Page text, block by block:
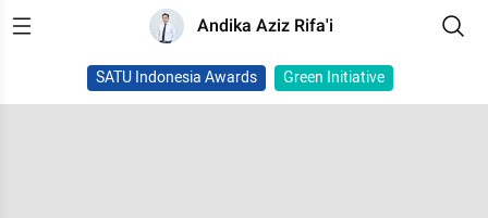
Andika Aziz Rifa'i
SATU Indonesia Awards Green Initiative